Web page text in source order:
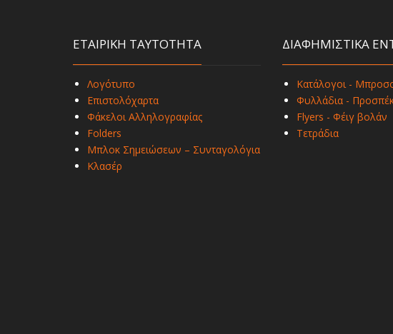
ΕΤΑΙΡΙΚΗ ΤΑΥΤΟΤΗΤΑ
Λογότυπο
Επιστολόχαρτα
Φάκελοι Αλληλογραφίας
Folders
Μπλοκ Σημειώσεων – Συνταγολόγια
Κλασέρ
ΔΙΑΦΗΜΙΣΤΙΚΑ
Κατάλογοι -
Φυλλάδια -
Flyers - Φέιγ βολάν
Τετράδια